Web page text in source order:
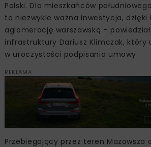
Polski. Dla mieszkańców
to niezwykle ważna inwestycja,
aglomerację warszawską –
infrastruktury Dariusz Klimczak, który
w uroczystości podpisania umowy.
REKLAMA
Przebiegający przez teren Mazowsza